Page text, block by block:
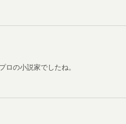
ロの小説家でしたね。